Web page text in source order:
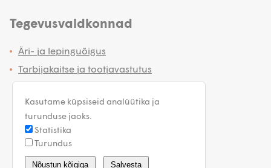
Tegevusvaldkonnad
Äri- ja lepinguõigus
Tarbijakaitse ja tootjavastutus
estonia@walless.com
Kasutame küpsiseid analüütika ja
turunduse jaoks.
Statistika
Turundus
Nõustun kõigiga Salvesta